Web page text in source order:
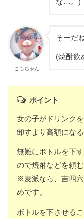
な…。)
こもちゃん
そーだ
(焼酎飲
ポイント
女の子がドリンク
卸すより高額にな
無難にボトルを下
ので焼酎などを頼む
※麦派なら、吉四
めです。
ボトルを下させる